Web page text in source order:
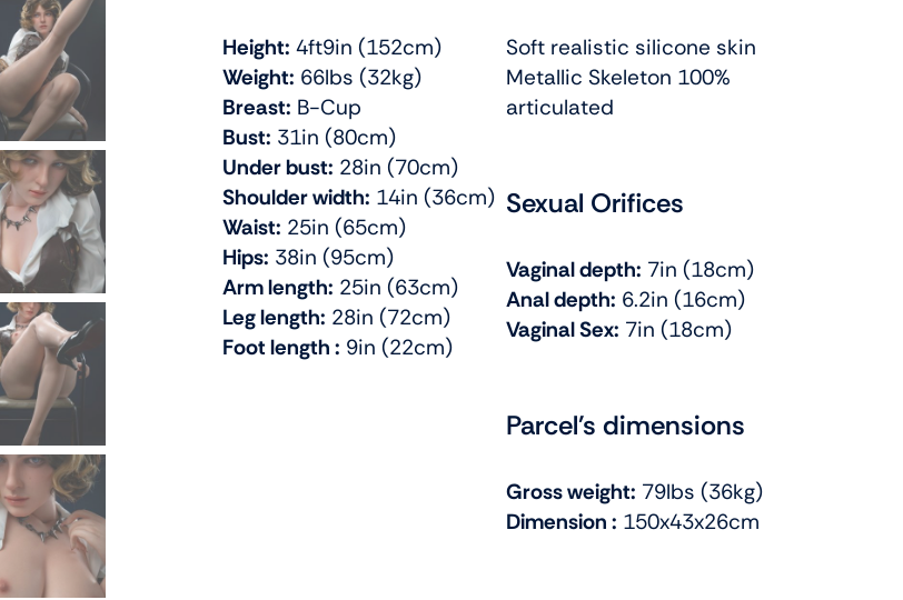
Height: 4ft9in (152cm)
Weight: 66lbs (32kg)
Breast: B-Cup
Bust: 31in (80cm)
Under bust: 28in (70cm)
Shoulder width: 14in (36cm)
Waist: 25in (65cm)
Hips: 38in (95cm)
Arm length: 25in (63cm)
Leg length: 28in (72cm)
Foot length : 9in (22cm)
Soft realistic silicone skin
Metallic Skeleton 100%
articulated
Sexual Orifices
Vaginal depth: 7in (18cm)
Anal depth: 6.2in (16cm)
Vaginal Sex: 7in (18cm)
Parcel's dimensions
Gross weight: 79lbs (36kg)
Dimension : 150x43x26cm